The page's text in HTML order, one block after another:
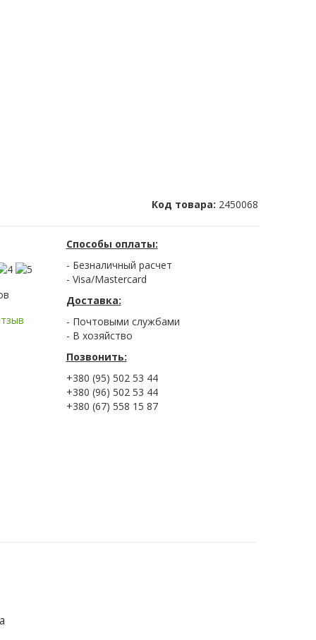
Код товара: 2450068
Способы оплаты:
- Безналичный расчет
- Visa/Mastercard
Доставка:
- Почтовыми службами
- В хозяйство
Позвонить:
+380 (95) 502 53 44
+380 (96) 502 53 44
+380 (67) 558 15 87